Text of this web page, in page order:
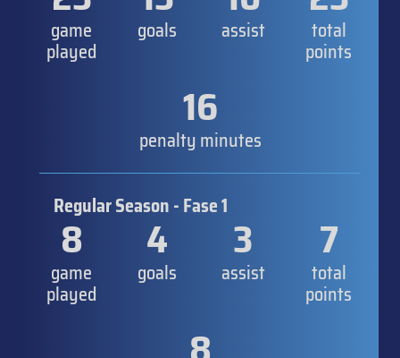
game
played
goals assist total
points
16
penalty minutes
Regular Season - Fase 1
8
game
played
4
goals
3
assist
7
total
points